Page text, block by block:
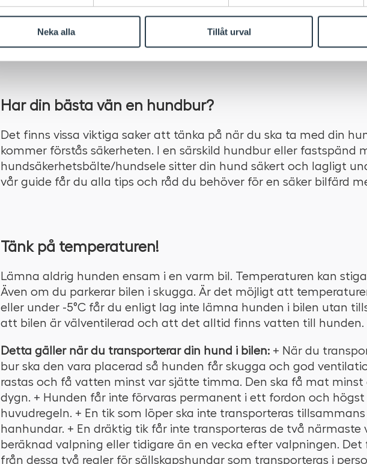
Neka alla Tillåt urval
I bilen ska din hund alltid sitta säkert. Det är lag på att hunden
hundbur, med lastgaller och grind eller fastspänd med
oss på Bilia hittar du allt från hundburar och hundgrindar till
Har din bästa vän en hundbur?
Det finns vissa viktiga saker att tänka på när du ska ta med din
kommer förstås säkerheten. I en särskild hundbur eller fastspänd
hundsäkerhetsbälte/hundsele sitter din hund säkert och lagligt
vår guide får du alla tips och råd du behöver för en säker bilfärd
Tänk på temperaturen!
Lämna aldrig hunden ensam i en varm bil. Temperaturen kan
Även om du parkerar bilen i skugga. Är det möjligt att
eller under -5°C får du enligt lag inte lämna hunden i bilen utan
att bilen är välventilerad och att det alltid finns vatten till hunden.
Detta gäller när du transporterar din hund i bilen: + När du
bur ska den vara placerad så hunden får skugga och god
rastas och få vatten minst var sjätte timma. Den ska få mat minst
dygn. + Hunden får inte förvaras permanent i ett fordon och
huvudregeln. + En tik som löper ska inte transporteras
hanhundar. + En dräktig tik får inte transporteras de två närmaste
beräknad valpning eller tidigare än en vecka efter valpningen.
från dessa två regler för sällskapshundar som transporteras i